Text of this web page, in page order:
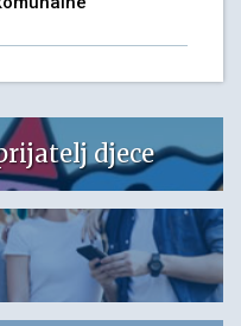
djece